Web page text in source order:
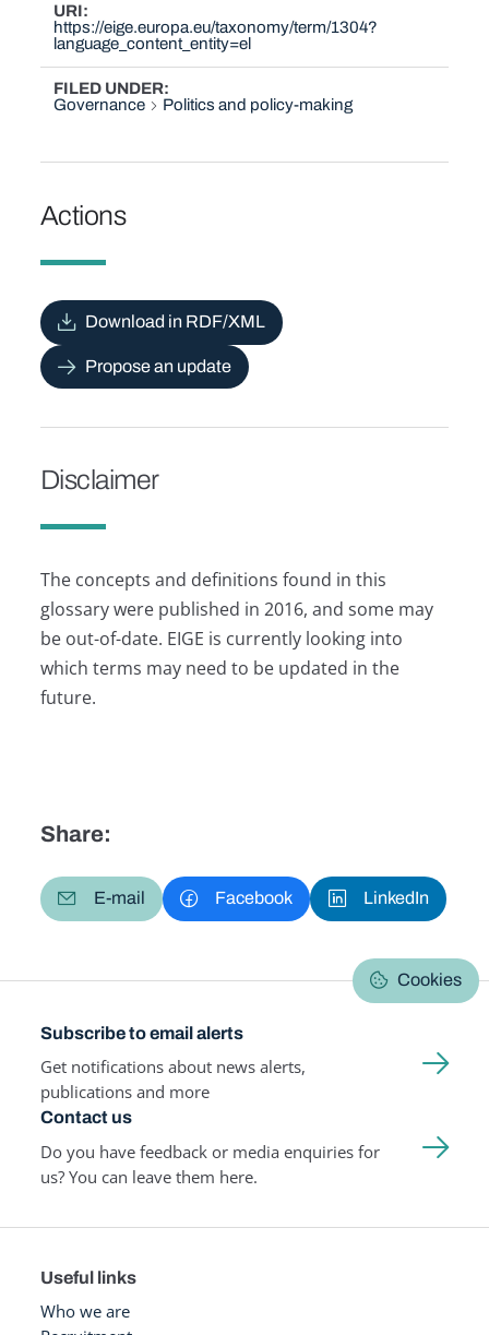
URI
https://eige.europa.eu/taxonomy/term/1304?
language_content_entity=el
FILED UNDER
Governance
Politics and policy-making
Actions
Download in RDF/XML
Propose an update
Disclaimer
The concepts and definitions found in this
glossary were published in 2016, and some may
be out-of-date. EIGE is currently looking into
which terms may need to be updated in the
future.
Share:
E-mail Facebook LinkedIn
Cookies
Subscribe to email alerts
Get notifications about news alerts,
publications and more
Contact us
Do you have feedback or media enquiries for
us? You can leave them here.
Useful links
Who we are